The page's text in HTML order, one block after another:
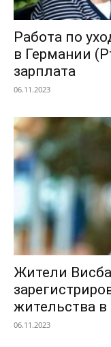
Работа по
в Германии
зарплата
06.11.2023
Жители
жительства
06.11.2023